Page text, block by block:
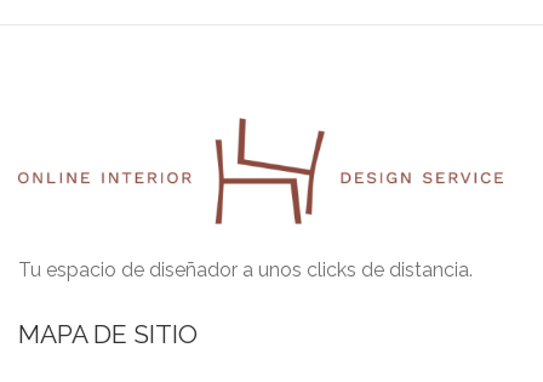
Tu espacio de diseñador a unos clicks de distancia.
MAPA DE SITIO